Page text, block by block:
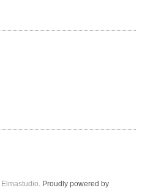
Elmastudio . Proudly powered by